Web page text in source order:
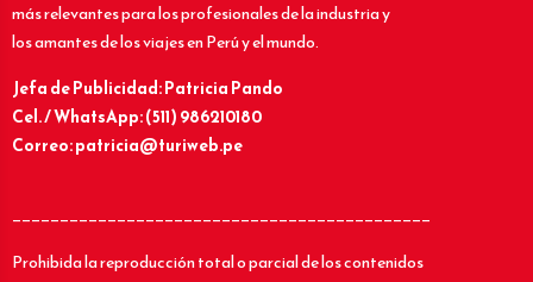
más relevantes para los profesionales de la industria y
los amantes de los viajes en Perú y el mundo.
Jefa de Publicidad: Patricia Pando
Cel. / WhatsApp: (511) 986210180
Correo: patricia@turiweb.pe
____________________________________________
Prohibida la reproducción total o parcial de los contenidos